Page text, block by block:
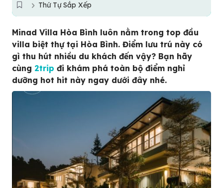
Thứ Tự Sắp Xếp
Minad Villa Hòa Bình luôn nằm trong top đầu
villa biệt thự tại Hòa Bình. Điểm lưu trú này có
gì thu hút nhiều du khách đến vậy? Bạn hãy
cùng 2trip đi khám phá toàn bộ điểm nghỉ
dưỡng hot hit này ngay dưới đây nhé.